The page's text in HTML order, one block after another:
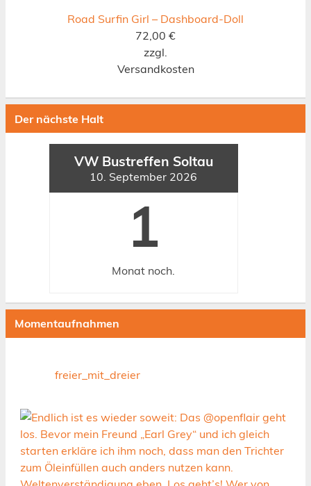
Road Surfin Girl – Dashboard-Doll
72,00 €
zzgl.
Versandkosten
Der nächste Halt
VW Bustreffen Soltau
10. September 2026
1
Monat noch.
Momentaufnahmen
freier_mit_dreier